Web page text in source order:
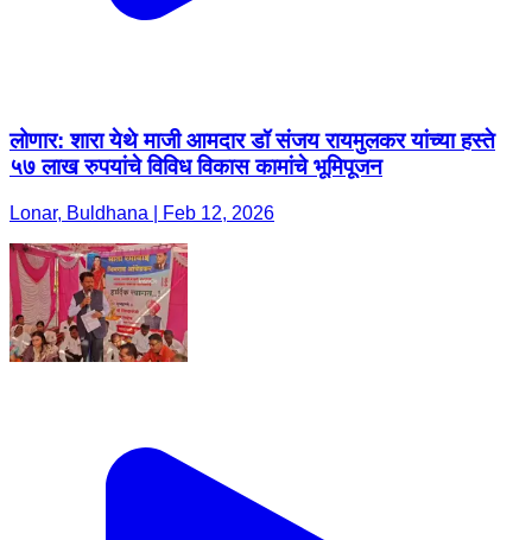
लोणार: शारा येथे माजी आमदार डॉ संजय रायमुलकर यांच्या हस्ते
५७ लाख रुपयांचे विविध विकास कामांचे भूमिपूजन
Lonar, Buldhana | Feb 12, 2026